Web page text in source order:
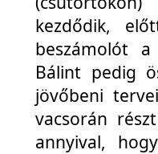
kezdődik,
beszámolót
Bálint pedig
jövőbeni
vacsorán
annyival,